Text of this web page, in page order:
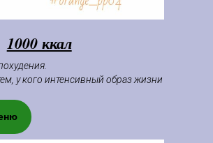
1000 ккал
у кого интенсивный образ жизни